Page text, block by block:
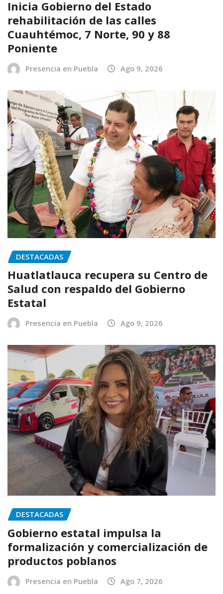
Inicia Gobierno del Estado
rehabilitación de las calles
Cuauhtémoc, 7 Norte, 90 y 88
Poniente
Presencia en Puebla Ago 9, 2026
DESTACADAS
Huatlatlauca recupera su Centro de
Salud con respaldo del Gobierno
Estatal
Presencia en Puebla Ago 9, 2026
DESTACADAS
Gobierno estatal impulsa la
formalización y comercialización de
productos poblanos
Presencia en Puebla Ago 7, 2026